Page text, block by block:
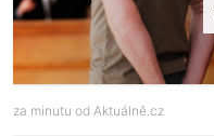
za minutu od Aktuálně.cz